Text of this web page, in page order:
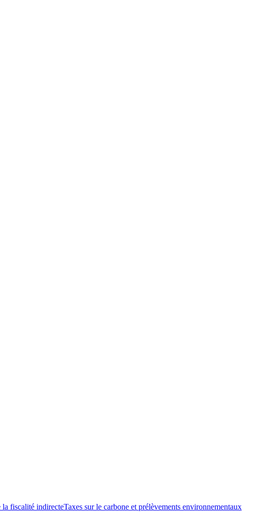
la fiscalité indirecteTaxes sur le carbone et prélèvements environnementaux